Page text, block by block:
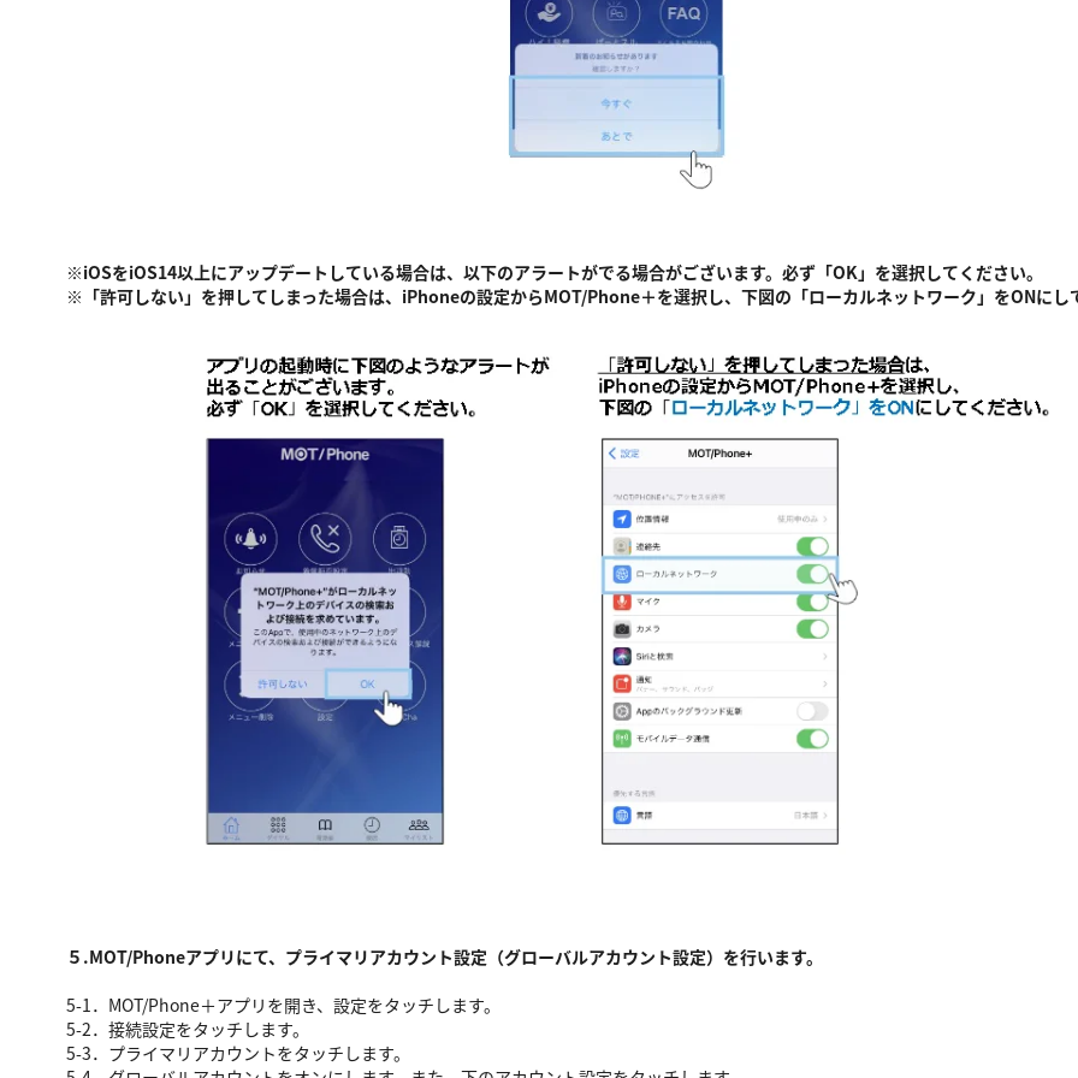
※iOSをiOS14以上にアップデートしている場合は、以下のアラートがでる場合がございます。必ず「OK」を選択してください。
※「許可しない」を押してしまった場合は、iPhoneの設定からMOT/Phone＋を選択し、下図の「ローカルネットワーク」をONにし
５.MOT/Phoneアプリにて、プライマリアカウント設定（グローバルアカウント設定）を行います。
5-1．MOT/Phone＋アプリを開き、設定をタッチします。
5-2．接続設定をタッチします。
5-3．プライマリアカウントをタッチします。